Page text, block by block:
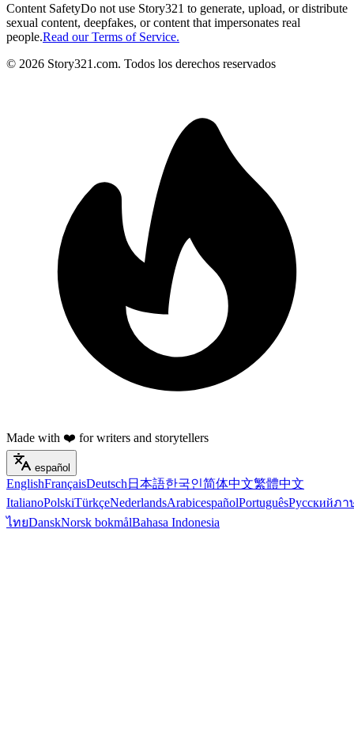
Content SafetyDo not use Story321 to generate, upload, or distribute
sexual content, deepfakes, or content that impersonates real
people.Read our Terms of Service.
© 2026 Story321.com. Todos los derechos reservados
Made with ❤️ for writers and storytellers
español
EnglishFrançaisDeutsch 日本語한국인简体中文繁體中文
ItalianoPolskiTürkçeNederlandsArabicespañolPortuguêsРусскийภา
ไทยDanskNorsk bokmålBahasa Indonesia